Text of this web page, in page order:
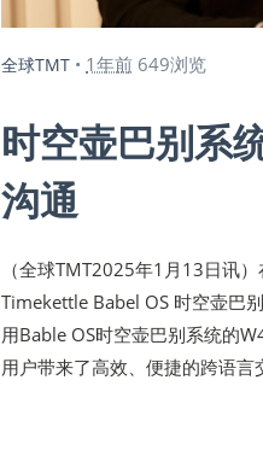
全球TMT • 1年前 649浏览
时空壶巴别系
沟通
（全球TMT2025年1月13日讯
Timekettle Babel OS 时空壶巴
用Bable OS时空壶巴别系统的
用户带来了高效、便捷的跨语言